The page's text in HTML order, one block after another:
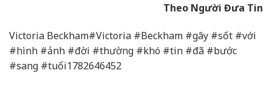
Theo Người Đưa Tin
Victoria Beckham#Victoria #Beckham #gây #sốt #với
#hình #ảnh #đời #thường #khó #tin #đã #bước
#sang #tuổi1782646452